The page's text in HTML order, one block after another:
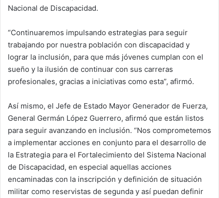
Nacional de Discapacidad.
“Continuaremos impulsando estrategias para seguir
trabajando por nuestra población con discapacidad y
lograr la inclusión, para que más jóvenes cumplan con el
sueño y la ilusión de continuar con sus carreras
profesionales, gracias a iniciativas como esta”, afirmó.
Así mismo, el Jefe de Estado Mayor Generador de Fuerza,
General Germán López Guerrero, afirmó que están listos
para seguir avanzando en inclusión. “Nos comprometemos
a implementar acciones en conjunto para el desarrollo de
la Estrategia para el Fortalecimiento del Sistema Nacional
de Discapacidad, en especial aquellas acciones
encaminadas con la inscripción y definición de situación
militar como reservistas de segunda y así puedan definir